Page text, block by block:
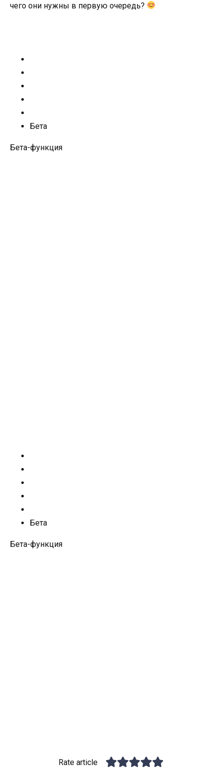
чего они нужны в первую очередь?
Бета
Бета-функция
Бета
Бета-функция
Rate article